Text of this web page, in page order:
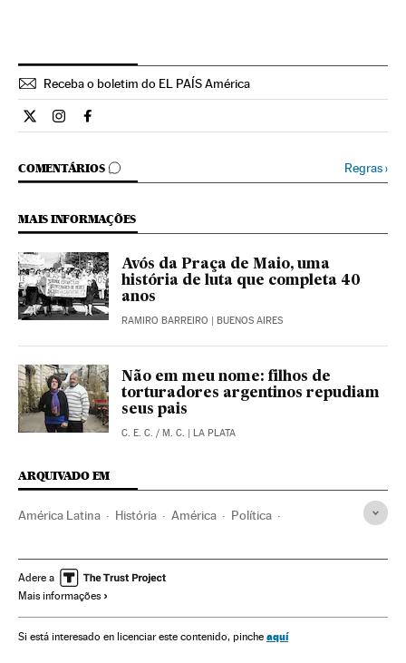
Receba o boletim do EL PAÍS América
Internacional El País Brasil en Twitter
Internacional El País Brasil en Instagram
Internacional El País Brasil en Facebook
COMENTÁRIOS
COMENTÁRIOS Regras›
MAIS INFORMAÇÕES
Avós da Praça de Maio, uma
história de luta que completa 40
anos
RAMIRO BARREIRO | BUENOS AIRES
Não em meu nome: filhos de
torturadores argentinos repudiam
seus pais
C. E. C. / M. C. | LA PLATA
ARQUIVADO EM
América Latina História América Política
Argentina Ditadura militar
Movimentos sociais
América do Sul
Adere a
Mais informações
Si está interesado en licenciar este contenido, pinche aquí